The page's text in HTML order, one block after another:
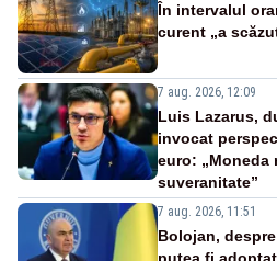
În intervalul
curent „a
7 aug. 2026, 12:09
Luis Lazarus,
invocat
euro: „Moneda
suveranitate”
7 aug. 2026, 11:51
Bolojan,